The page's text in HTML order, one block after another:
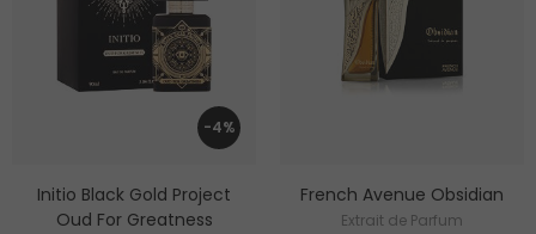
-4%
Initio Black Gold Project
Oud For Greatness
French Avenue Obsidian
Extrait de Parfum